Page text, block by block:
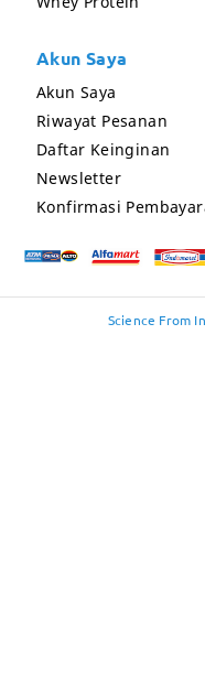
Akun Saya
Akun Saya
Riwayat Pesanan
Daftar Keinginan
Newsletter
Konfirmasi
Science From